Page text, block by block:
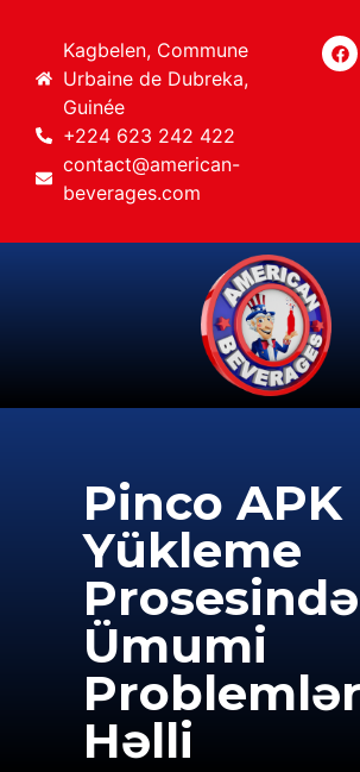
Kagbelen, Commune
Urbaine de Dubreka,
Guinée
+224 623 242 422
contact@american-
beverages.com
Pinco APK
Yükleme
Prosesində
Ümumi
Həlli